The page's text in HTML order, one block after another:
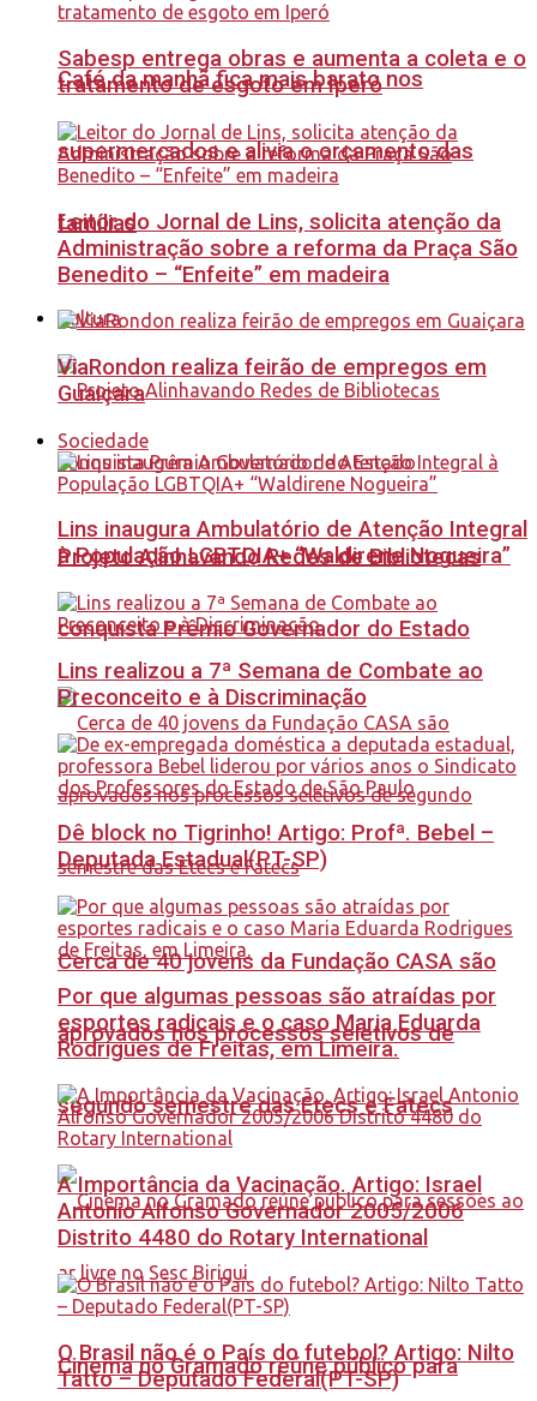
Café da manhã fica mais barato nos
supermercados e alivia o orçamento das
famílias
Cultura
Projeto Alinhavando Redes de Bibliotecas
conquista Prêmio Governador do Estado
Cerca de 40 jovens da Fundação CASA são
aprovados nos processos seletivos de
segundo semestre das Etecs e Fatecs
Cinema no Gramado reúne público para
Sabesp entrega obras e aumenta a coleta e o
tratamento de esgoto em Iperó
Leitor do Jornal de Lins, solicita atenção da
Administração sobre a reforma da Praça São
Benedito – “Enfeite” em madeira
ViaRondon realiza feirão de empregos em
Guaiçara
Sociedade
Lins inaugura Ambulatório de Atenção Integral
à População LGBTQIA+ “Waldirene Nogueira”
Lins realizou a 7ª Semana de Combate ao
Preconceito e à Discriminação
Dê block no Tigrinho! Artigo: Profª. Bebel –
Deputada Estadual(PT-SP)
Por que algumas pessoas são atraídas por
esportes radicais e o caso Maria Eduarda
Rodrigues de Freitas, em Limeira.
A Importância da Vacinação. Artigo: Israel
Antonio Alfonso Governador 2005/2006
Distrito 4480 do Rotary International
O Brasil não é o País do futebol? Artigo: Nilto
Tatto – Deputado Federal(PT-SP)